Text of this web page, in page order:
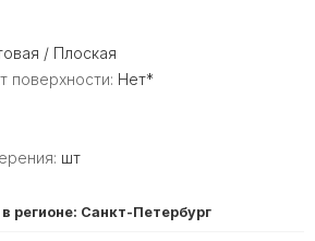
/ Плоская
поверхности: Нет*
шт
регионе: Санкт-Петербург